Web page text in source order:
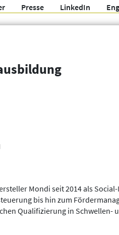
Presse LinkedIn
für Entwicklung
Mondi seit 2014 als
bis hin zum
Qualifizierung in Schwellen-